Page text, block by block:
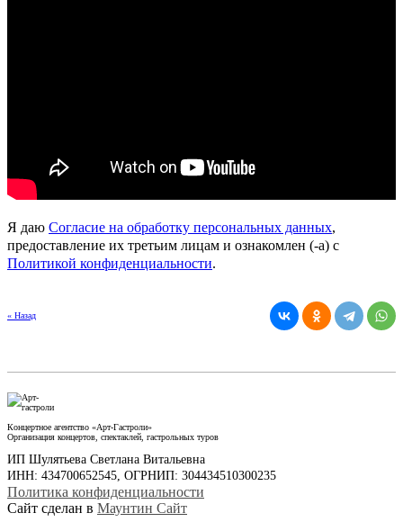
Я даю Согласие на обработку персональных данных,
предоставление их третьим лицам и ознакомлен (-а) c
Политикой конфиденциальности.
« Назад
Концертное агентство «Арт-Гастроли»
Организация концертов, спектаклей, гастрольных туров
ИП Шулятьева Светлана Витальевна
ИНН: 434700652545, ОГРНИП: 304434510300235
Политика конфиденциальности
Сайт сделан в Маунтин Сайт